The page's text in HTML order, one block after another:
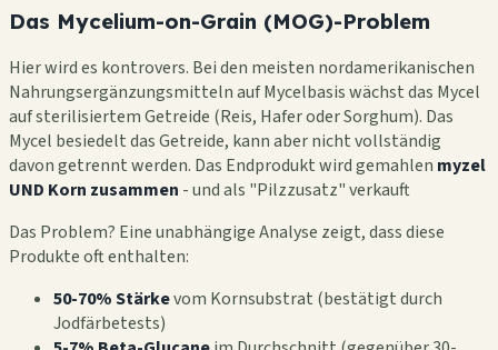
Das Mycelium-on-Grain (MOG)-Problem
Hier wird es kontrovers. Bei den meisten nordamerikanischen
Nahrungsergänzungsmitteln auf Mycelbasis wächst das Mycel
auf sterilisiertem Getreide (Reis, Hafer oder Sorghum). Das
Mycel besiedelt das Getreide, kann aber nicht vollständig
davon getrennt werden. Das Endprodukt wird gemahlen myzel
UND Korn zusammen - und als "Pilzzusatz" verkauft
Das Problem? Eine unabhängige Analyse zeigt, dass diese
Produkte oft enthalten:
50-70% Stärkevom Kornsubstrat (bestätigt durch
Jodfärbetests)